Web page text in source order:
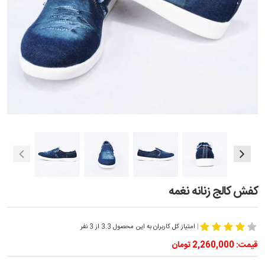
کفش کالج زنانه نغمه
| امتیاز کل کاربران به این محصول 3.3 از 3 نفر
قیمت: 2,260,000 تومان